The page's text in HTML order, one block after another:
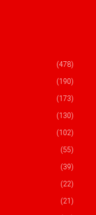
(478)
(190)
(173)
(130)
(102)
(55)
(39)
(22)
(21)